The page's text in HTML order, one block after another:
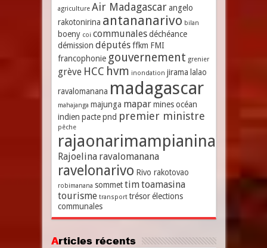
agriculture Air Madagascar angelo
rakotonirina antananarivo bilan
boeny coi communales déchéance
démission députés ffkm FMI
francophonie gouvernement grenier
grève HCC hvm inondation jirama lalao
ravalomanana madagascar
mahajanga majunga mapar mines océan
indien pacte pnd premier ministre
pêche
rajaonarimampianina
Rajoelina ravalomanana
ravelonarivo Rivo rakotovao
robimanana sommet timtoamasina
tourisme transport trésor élections
communales
Articles récents